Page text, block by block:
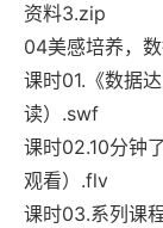
资料3.zip
04美感培养，
课时01.《数据
读）.swf
课时02.10分钟
观看）.flv
课时03.系列课